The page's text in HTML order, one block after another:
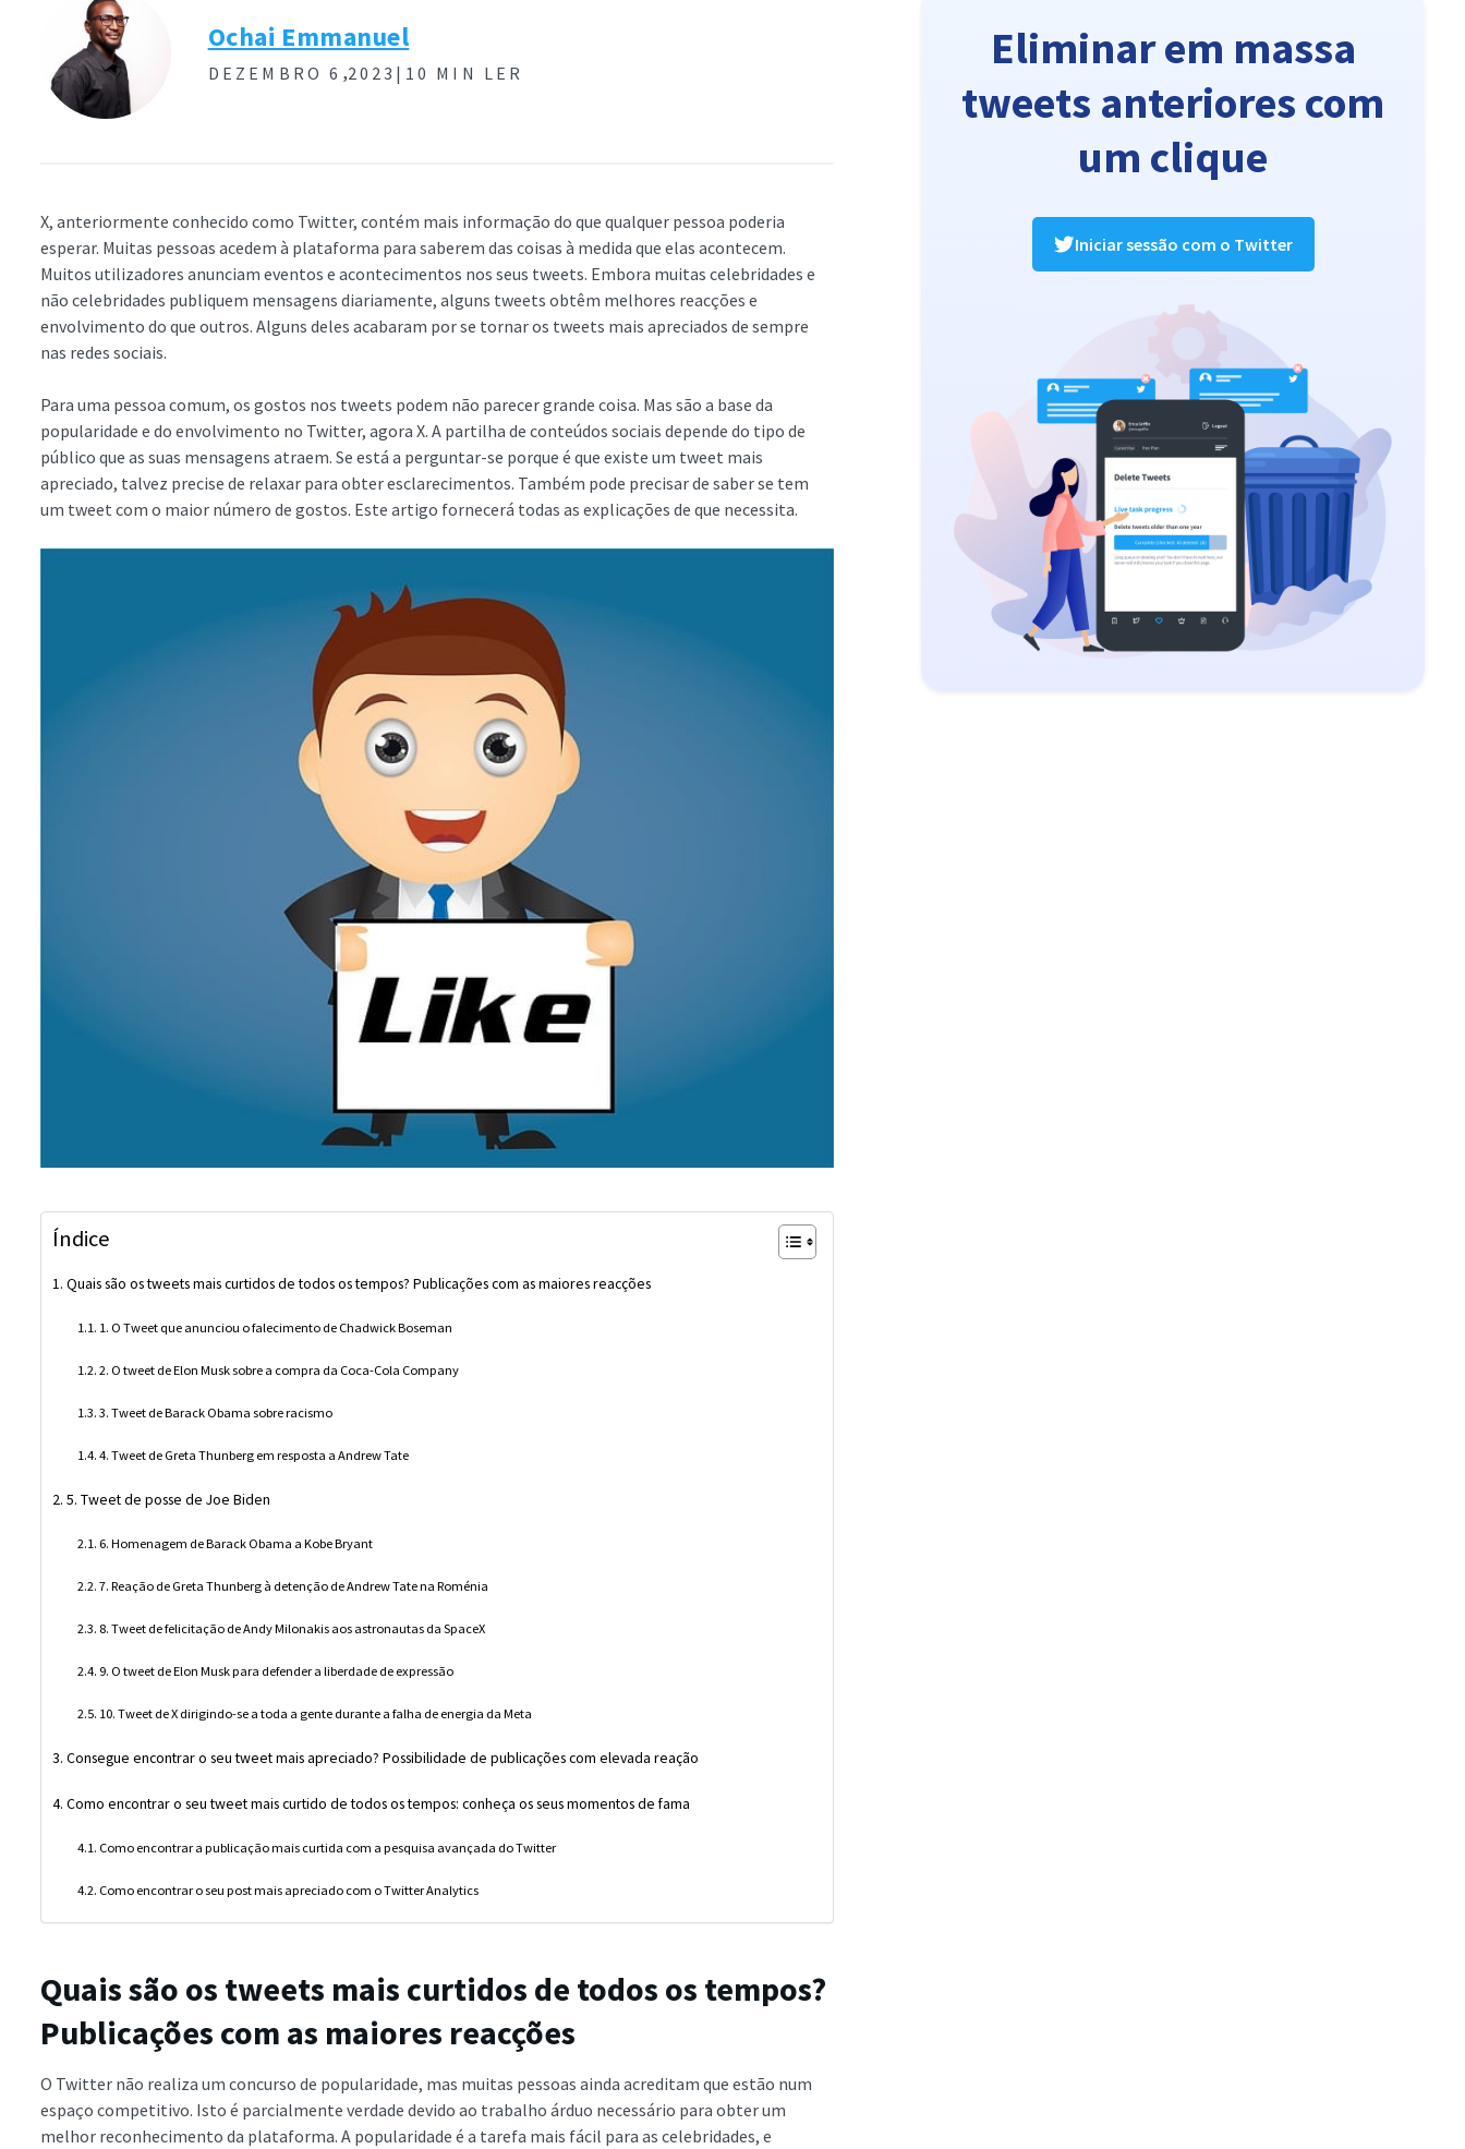
Ochai Emmanuel
DEZEMBRO 6 ,2023| 10 MIN LER
X, anteriormente conhecido como Twitter, contém mais informação do que qualquer pessoa poderia
esperar. Muitas pessoas acedem à plataforma para saberem das coisas à medida que elas acontecem.
Muitos utilizadores anunciam eventos e acontecimentos nos seus tweets. Embora muitas celebridades e
não celebridades publiquem mensagens diariamente, alguns tweets obtêm melhores reacções e
envolvimento do que outros. Alguns deles acabaram por se tornar os tweets mais apreciados de sempre
nas redes sociais.
Para uma pessoa comum, os gostos nos tweets podem não parecer grande coisa. Mas são a base da
popularidade e do envolvimento no Twitter, agora X. A partilha de conteúdos sociais depende do tipo de
público que as suas mensagens atraem. Se está a perguntar-se porque é que existe um tweet mais
apreciado, talvez precise de relaxar para obter esclarecimentos. Também pode precisar de saber se tem
um tweet com o maior número de gostos. Este artigo fornecerá todas as explicações de que necessita.
Índice
Quais são os tweets mais curtidos de todos os tempos? Publicações com as maiores reacções
1. O Tweet que anunciou o falecimento de Chadwick Boseman
2. O tweet de Elon Musk sobre a compra da Coca-Cola Company
3. Tweet de Barack Obama sobre racismo
4. Tweet de Greta Thunberg em resposta a Andrew Tate
5. Tweet de posse de Joe Biden
6. Homenagem de Barack Obama a Kobe Bryant
7. Reação de Greta Thunberg à detenção de Andrew Tate na Roménia
8. Tweet de felicitação de Andy Milonakis aos astronautas da SpaceX
9. O tweet de Elon Musk para defender a liberdade de expressão
10. Tweet de X dirigindo-se a toda a gente durante a falha de energia da Meta
Consegue encontrar o seu tweet mais apreciado? Possibilidade de publicações com elevada reação
Como encontrar o seu tweet mais curtido de todos os tempos: conheça os seus momentos de fama
Como encontrar a publicação mais curtida com a pesquisa avançada do Twitter
Como encontrar o seu post mais apreciado com o Twitter Analytics
Quais são os tweets mais curtidos de todos os tempos?
Publicações com as maiores reacções
O Twitter não realiza um concurso de popularidade, mas muitas pessoas ainda acreditam que estão num
espaço competitivo. Isto é parcialmente verdade devido ao trabalho árduo necessário para obter um
melhor reconhecimento da plataforma. A popularidade é a tarefa mais fácil para as celebridades, e
Eliminar em massa
tweets anteriores com
um clique
Iniciar sessão com o Twitter